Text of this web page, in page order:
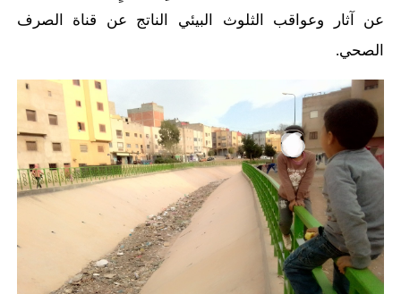
عن آثار وعواقب الثلوث البيئي الناتج عن قناة الصرف
الصحي.